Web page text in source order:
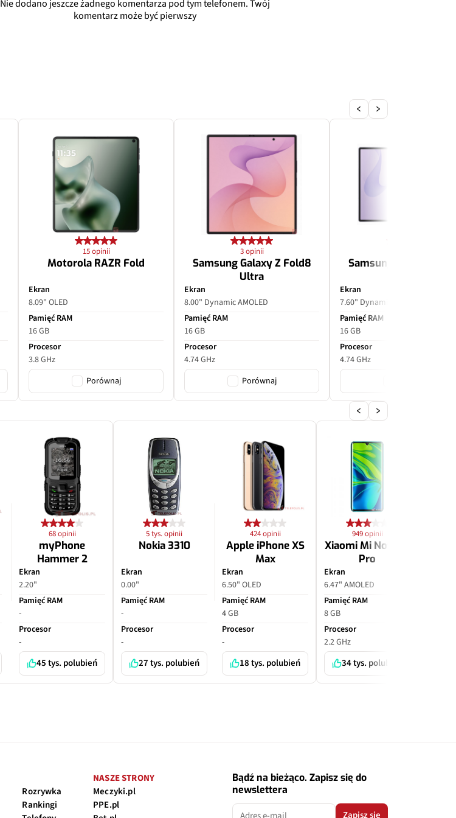
Nie dodano jeszcze żadnego komentarza pod tym telefonem. Twój
komentarz może być pierwszy
15 opinii
Motorola RAZR Fold
Ekran
8.09" OLED
Pamięć RAM
16 GB
Procesor
3.8 GHz
Porównaj
3 opinii
Samsung Galaxy Z Fold8
Ultra
Ekran
8.00" Dynamic AMOLED
Pamięć RAM
16 GB
Procesor
4.74 GHz
Porównaj
Samsung Galaxy Z
Ekran
7.60" Dynamic AMOLED
Pamięć RAM
16 GB
Procesor
4.74 GHz
68 opinii
myPhone
Hammer 2
Ekran
2.20"
Pamięć RAM
-
Procesor
-
45 tys. polubień
5 tys. opinii
Nokia 3310
Ekran
0.00"
Pamięć RAM
-
Procesor
-
27 tys. polubień
424 opinii
Apple iPhone XS
Max
Ekran
6.50" OLED
Pamięć RAM
4 GB
Procesor
-
18 tys. polubień
949 opinii
Xiaomi Mi Note 10
Pro
Ekran
6.47" AMOLED
Pamięć RAM
8 GB
Procesor
2.2 GHz
34 tys. polubień
Rozrywka
Rankingi
NASZE STRONY
Meczyki.pl
PPE.pl
Bądź na bieżąco. Zapisz się do
newslettera
Zapisz się